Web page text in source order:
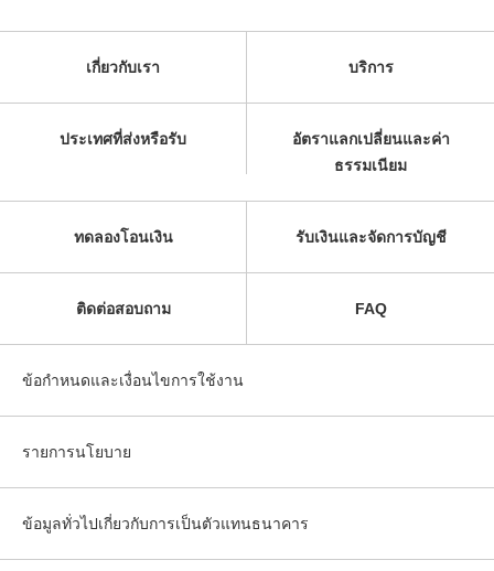
เกี่ยวกับเรา บริการ
ประเทศที่ส่งหรือรับ
อัตราแลกเปลี่ยนและค่า
ธรรมเนียม
ทดลองโอนเงิน รับเงินและจัดการบัญชี
ติดต่อสอบถาม FAQ
ข้อกำหนดและเงื่อนไขการใช้งาน
รายการนโยบาย
ข้อมูลทั่วไปเกี่ยวกับการเป็นตัวแทนธนาคาร